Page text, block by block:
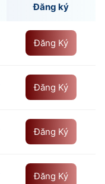
Đăng ký
Đăng Ký
Đăng Ký
Đăng Ký
Đăng Ký